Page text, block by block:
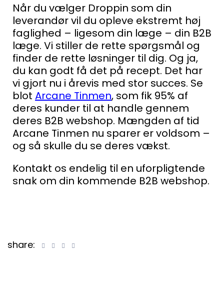
Når du vælger Droppin som din
leverandør vil du opleve ekstremt høj
faglighed – ligesom din læge – din B2B
læge. Vi stiller de rette spørgsmål og
finder de rette løsninger til dig. Og ja,
du kan godt få det på recept. Det har
vi gjort nu i årevis med stor succes. Se
blot Arcane Tinmen, som fik 95% af
deres kunder til at handle gennem
deres B2B webshop. Mængden af tid
Arcane Tinmen nu sparer er voldsom –
og så skulle du se deres vækst.
Kontakt os endelig til en uforpligtende
snak om din kommende B2B webshop.
share: